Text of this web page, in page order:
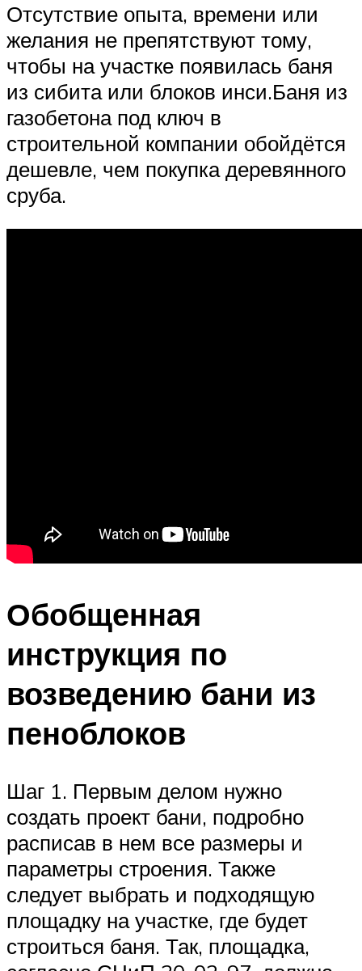
Отсутствие опыта, времени или
желания не препятствуют тому,
чтобы на участке появилась баня
из сибита или блоков инси.Баня из
газобетона под ключ в
строительной компании обойдётся
дешевле, чем покупка деревянного
сруба.
Обобщенная
инструкция по
возведению бани из
пеноблоков
Шаг 1. Первым делом нужно
создать проект бани, подробно
расписав в нем все размеры и
параметры строения. Также
следует выбрать и подходящую
площадку на участке, где будет
строиться баня. Так, площадка,